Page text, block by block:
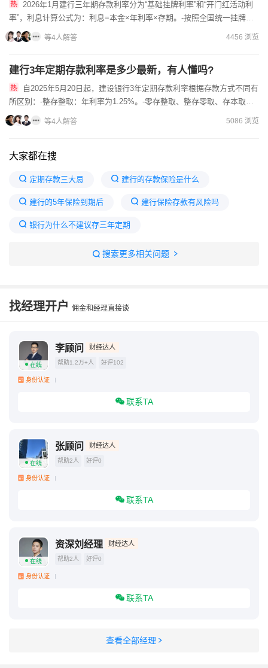
率”，利息计算公式为：利息=本金×年利率×存期。-按照全国统一挂牌利
率：根据建行2026年1月最新公示，三年期整存整...
等4人解答 4456 浏览
建行3年定期存款利率是多少最新，有人懂吗?
所区别：-整存整取：年利率为1.25%。-零存整取、整存零取、存本取
息：年利率为0.85%。需注意，上述利率为挂牌利...
等4人解答 5086 浏览
大家都在搜
定期存款三大忌 建行的存款保险是什么
建行的5年保险到期后 建行保险存款有风险吗
银行为什么不建议存三年定期
一年一万交5年最聪明的存钱法
搜索更多相关问题
找经理开户 佣金和经理直接谈
在线
李顾问 财经达人
帮助1.2万+人 好评102
身份认证
联系TA
在线
张顾问 财经达人
帮助2人 好评0
身份认证
联系TA
在线
资深刘经理 财经达人
帮助2人 好评0
身份认证
联系TA
查看全部经理